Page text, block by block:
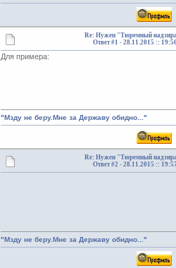
Re: Нужен "Тюремный
Ответ #1 -28.11.2015 ::
Для примера:
"Мзду не беру.Мне за Державу обидно..."
Re: Нужен "Тюремный
Ответ #2 -28.11.2015 ::
"Мзду не беру.Мне за Державу обидно..."